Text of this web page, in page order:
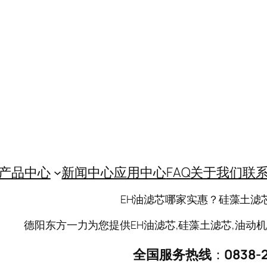
品中心 新闻中心应用中心FAQ关于我们联
EH油滤芯哪家实惠？硅藻土
德阳东方一力为您提供EH油滤芯,硅藻土滤芯,油动
全国服务热线： 0838-